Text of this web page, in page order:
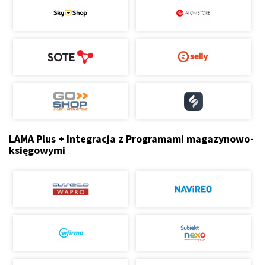
LAMA Plus + Integracja z Programami magazynowo-
księgowymi